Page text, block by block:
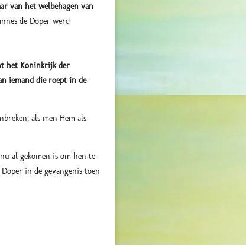
van het welbehagen van
de Doper werd
het Koninkrijk der
iemand die roept in de
als men Hem als
al gekomen is om hen te
in de gevangenis toen